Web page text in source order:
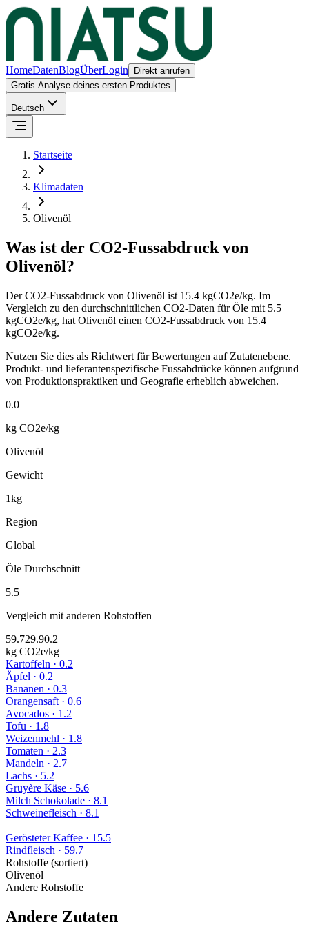
HomeDatenBlogÜberLogin
Direkt anrufen
Gratis Analyse deines ersten Produktes
Deutsch
Startseite
Klimadaten
Olivenöl
Was ist der CO2-Fussabdruck von
Olivenöl?
Der CO2-Fussabdruck von Olivenöl ist 15.4 kgCO2e/kg. Im
Vergleich zu den durchschnittlichen CO2-Daten für Öle mit 5.5
kgCO2e/kg, hat Olivenöl einen CO2-Fussabdruck von 15.4
kgCO2e/kg.
Nutzen Sie dies als Richtwert für Bewertungen auf Zutatenebene.
Produkt- und lieferantenspezifische Fussabdrücke können aufgrund
von Produktionspraktiken und Geografie erheblich abweichen.
0.0
kg CO2e/kg
Olivenöl
Gewicht
1kg
Region
Global
Öle Durchschnitt
5.5
Vergleich mit anderen Rohstoffen
59.729.90.2
kg CO2e/kg
Kartoffeln · 0.2
Äpfel · 0.2
Bananen · 0.3
Orangensaft · 0.6
Avocados · 1.2
Tofu · 1.8
Weizenmehl · 1.8
Tomaten · 2.3
Mandeln · 2.7
Lachs · 5.2
Gruyère Käse · 5.6
Milch Schokolade · 8.1
Schweinefleisch · 8.1
Gerösteter Kaffee · 15.5
Rindfleisch · 59.7
Rohstoffe (sortiert)
Olivenöl
Andere Rohstoffe
Andere Zutaten